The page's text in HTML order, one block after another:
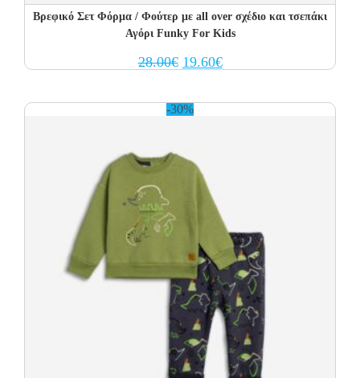
Βρεφικό Σετ Φόρμα / Φούτερ με all over σχέδιο και τσεπάκι
Αγόρι Funky For Kids
28.00€ Original
price
19.60€Current
price
-30%